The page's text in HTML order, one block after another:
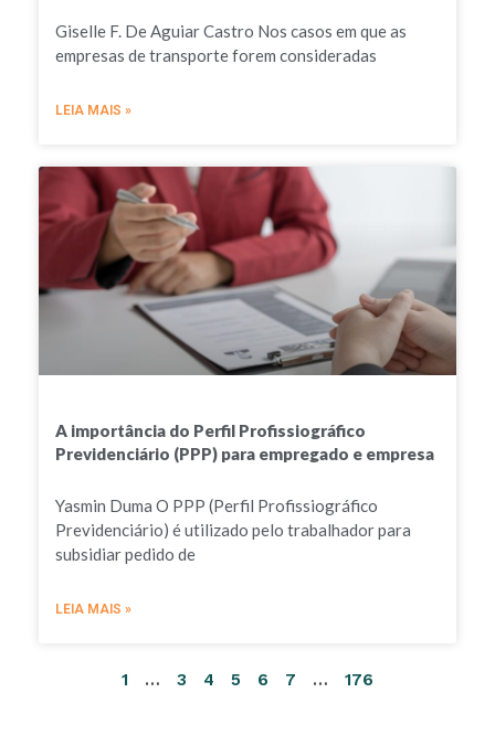
Giselle F. De Aguiar Castro Nos casos em que as
empresas de transporte forem consideradas
LEIA MAIS »
A importância do Perfil Profissiográfico
Previdenciário (PPP) para empregado e empresa
Yasmin Duma O PPP (Perfil Profissiográfico
Previdenciário) é utilizado pelo trabalhador para
subsidiar pedido de
LEIA MAIS »
1 … 3 4 5 6 7 … 176